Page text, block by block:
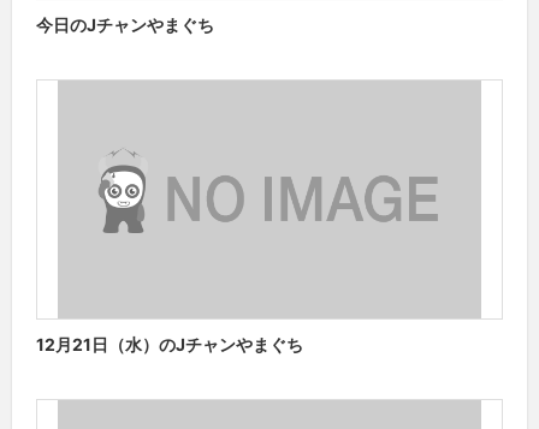
今日のJチャンやまぐち
12月21日（水）のJチャンやまぐち